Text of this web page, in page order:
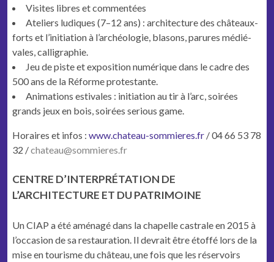
Vis­ites libres et commentées
Ate­liers ludiques (7–12 ans) : archi­tec­ture des châteaux-
forts et l’initiation à l’archéologie, bla­sons, parures médié­
vales, calligraphie.
Jeu de piste et expo­si­tion numérique dans le cadre des
500 ans de la Réforme protestante.
Ani­ma­tions esti­vales : ini­ti­a­tion au tir à l’arc, soirées
grands jeux en bois, soirées seri­ous game.
Horaires et infos :www.chateau-sommieres.fr / 04 66 53 78
32 /chateau@sommieres.fr
CENTRE D’INTERPRÉTATION DE
L’ARCHITECTURE ET DU PATRIMOINE
Un CIAP a été amé­nagé dans la chapelle cas­trale en 2015 à
l’occasion de sa restau­ra­tion. Il devrait être étof­fé lors de la
mise en tourisme du château, une fois que les réser­voirs